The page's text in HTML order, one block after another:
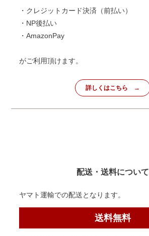
・クレジットカード決済（前払い）
・NP後払い
・AmazonPay
がご利用頂けます。
詳しくはこちら
配送・送料について
ヤマト運輸での配送となります。
送料無料